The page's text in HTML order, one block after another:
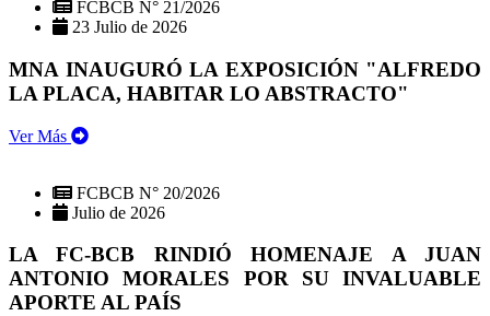
FCBCB N° 21/2026
23 Julio de 2026
MNA INAUGURÓ LA EXPOSICIÓN "ALFREDO
LA PLACA, HABITAR LO ABSTRACTO"
Ver Más
FCBCB N° 20/2026
Julio de 2026
LA FC-BCB RINDIÓ HOMENAJE A JUAN
ANTONIO MORALES POR SU INVALUABLE
APORTE AL PAÍS